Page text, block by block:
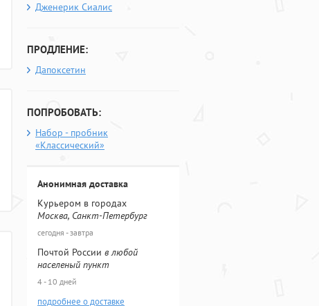
Дженерик Сиалис
ПРОДЛЕНИЕ:
Дапоксетин
ПОПРОБОВАТЬ:
Набор - пробник
«Классический»
Анонимная доставка
Курьером в городах
Москва, Санкт-Петербург
сегодня - завтра
Почтой России в любой
населеный пункт
4 - 10 дней
подробнее о доставке